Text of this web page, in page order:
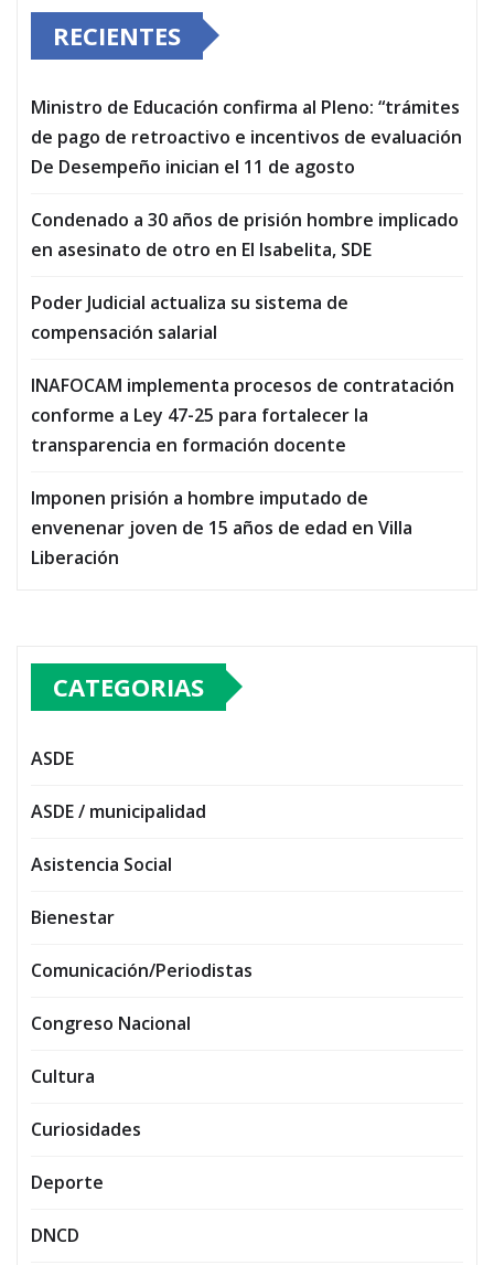
RECIENTES
Ministro de Educación confirma al Pleno: “trámites
de pago de retroactivo e incentivos de evaluación
De Desempeño inician el 11 de agosto
Condenado a 30 años de prisión hombre implicado
en asesinato de otro en El Isabelita, SDE
Poder Judicial actualiza su sistema de
compensación salarial
INAFOCAM implementa procesos de contratación
conforme a Ley 47-25 para fortalecer la
transparencia en formación docente
Imponen prisión a hombre imputado de
envenenar joven de 15 años de edad en Villa
Liberación
CATEGORIAS
ASDE
ASDE / municipalidad
Asistencia Social
Bienestar
Comunicación/Periodistas
Congreso Nacional
Cultura
Curiosidades
Deporte
DNCD